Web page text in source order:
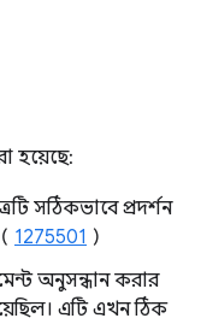
হয়েছে:
সঠিকভাবে প্রদর্শন
1275501 )
অনুসন্ধান করার
এটি এখন ঠিক